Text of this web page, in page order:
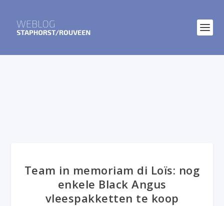
Team in memoriam di Loïs: nog
enkele Black Angus
vleespakketten te koop